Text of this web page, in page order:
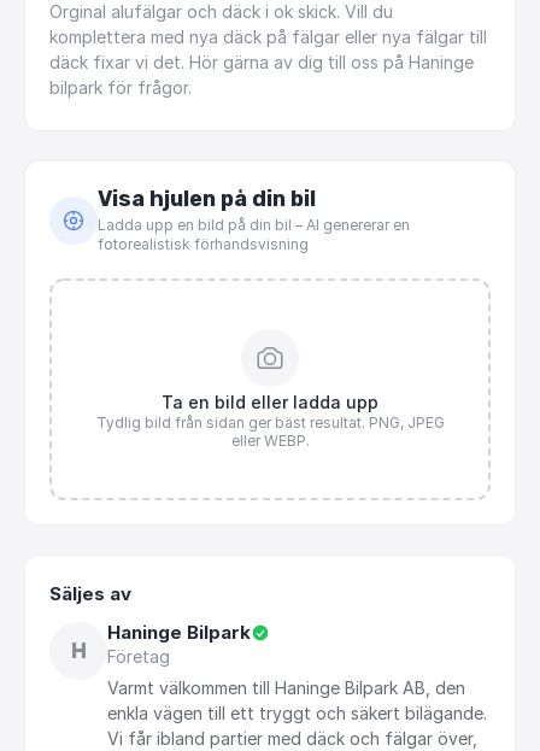
Orginal alufälgar och däck i ok skick. Vill du
komplettera med nya däck på fälgar eller nya fälgar till
däck fixar vi det. Hör gärna av dig till oss på Haninge
bilpark för frågor.
Visa hjulen på din bil
Ladda upp en bild på din bil – AI genererar en
fotorealistisk förhandsvisning
Ta en bild eller ladda upp
Tydlig bild från sidan ger bäst resultat. PNG, JPEG
eller WEBP.
Säljes av
H
Haninge Bilpark
Företag
Varmt välkommen till Haninge Bilpark AB, den
enkla vägen till ett tryggt och säkert bilägande.
Vi får ibland partier med däck och fälgar över,